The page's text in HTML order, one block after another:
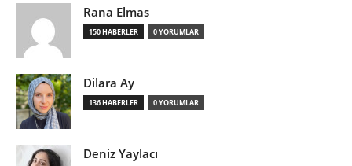
Rana Elmas
150 HABERLER 0 YORUMLAR
Dilara Ay
136 HABERLER 0 YORUMLAR
Deniz Yaylacı